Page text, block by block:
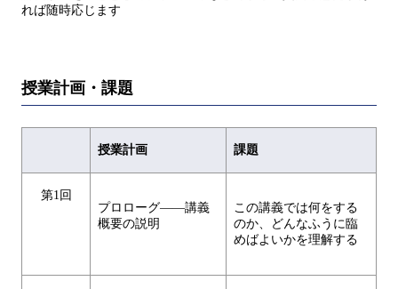
れば随時応じます
授業計画・課題
授業計画 課題
第1回
プロローグ――講義
概要の説明
この講義では何をする
のか、どんなふうに臨
めばよいかを理解する